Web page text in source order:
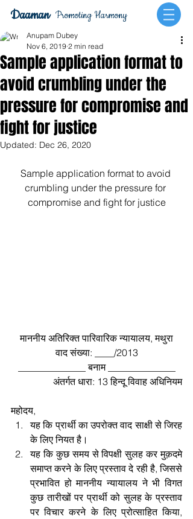
Promoting Harmony
Daaman
Sample application format to
avoid crumbling under the
pressure for compromise and
fight for justice
Anupam Dubey
Nov 6, 2019 2 min read
Updated: Dec 26, 2020
Sample application format to avoid
crumbling under the pressure for
compromise and fight for justice
माननीय अतिरिक्त पारिवारिक न्यायालय, मथुरा
वाद संख्या: ____/2013
______________ बनाम ______________
अंतर्गत धारा: 13 हिन्दू विवाह अधिनियम
महोदय,
यह कि प्रार्थी का उपरोक्त वाद साक्षी से जिरह
के लिए नियत है।
यह कि कुछ समय से विपक्षी सुलह कर मुक़दमे
समाप्त करने के लिए प्रस्ताव दे रही है, जिससे
प्रभावित हो माननीय न्यायालय ने भी विगत
कुछ तारीखों पर प्रार्थी को सुलह के प्रस्ताव
पर विचार करने के लिए प्रोत्साहित किया,